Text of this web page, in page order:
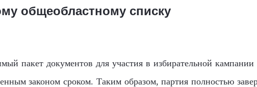
общеобластному списку
пакет документов для участия в избирательной
законом сроком. Таким образом, партия полностью